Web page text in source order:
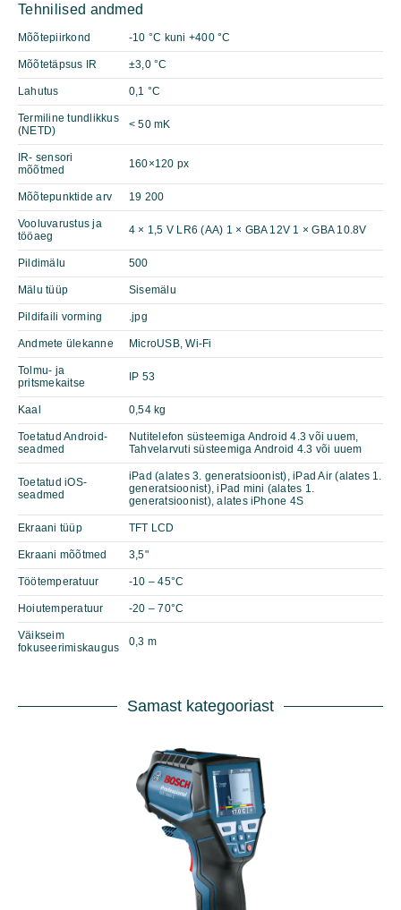
Tehnilised andmed
Mõõtepiirkond -10 °C kuni +400 °C
Mõõtetäpsus IR ±3,0 °C
Lahutus 0,1 °C
Termiline tundlikkus
(NETD)
< 50 mK
IR- sensori
mõõtmed
160×120 px
Mõõtepunktide arv 19 200
Vooluvarustus ja
tööaeg
4 × 1,5 V LR6 (AA) 1 × GBA 12V 1 × GBA 10.8V
Pildimälu 500
Mälu tüüp Sisemälu
Pildifaili vorming .jpg
Andmete ülekanne MicroUSB, Wi-Fi
Tolmu- ja
pritsmekaitse
IP 53
Kaal 0,54 kg
Toetatud Android-
seadmed
Nutitelefon süsteemiga Android 4.3 või uuem,
Tahvelarvuti süsteemiga Android 4.3 või uuem
Toetatud iOS-
seadmed
iPad (alates 3. generatsioonist), iPad Air (alates 1.
generatsioonist), iPad mini (alates 1.
generatsioonist), alates iPhone 4S
Ekraani tüüp TFT LCD
Ekraani mõõtmed 3,5"
Töötemperatuur -10 – 45°C
Hoiutemperatuur -20 – 70°C
Väikseim
fokuseerimiskaugus
0,3 m
Samast kategooriast